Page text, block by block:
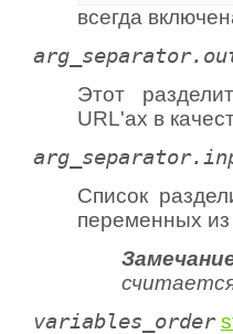
всегда
Этот
URL'ах в
Список
переменных
variables_order